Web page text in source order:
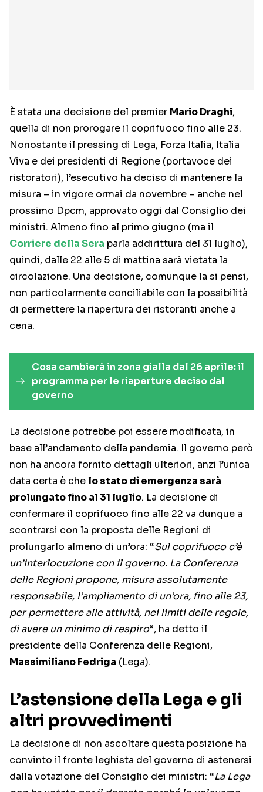
È stata una decisione del premier Mario Draghi,
quella di non prorogare il coprifuoco fino alle 23.
Nonostante il pressing di Lega, Forza Italia, Italia
Viva e dei presidenti di Regione (portavoce dei
ristoratori), l’esecutivo ha deciso di mantenere la
misura – in vigore ormai da novembre – anche nel
prossimo Dpcm, approvato oggi dal Consiglio dei
ministri. Almeno fino al primo giugno (ma il
Corriere della Sera parla addirittura del 31 luglio),
quindi, dalle 22 alle 5 di mattina sarà vietata la
circolazione. Una decisione, comunque la si pensi,
non particolarmente conciliabile con la possibilità
di permettere la riapertura dei ristoranti anche a
cena.
Cosa cambierà in zona gialla dal 26 aprile: il
programma per le riaperture deciso dal
governo
La decisione potrebbe poi essere modificata, in
base all’andamento della pandemia. Il governo però
non ha ancora fornito dettagli ulteriori, anzi l’unica
data certa è che lo stato di emergenza sarà
prolungato fino al 31 luglio. La decisione di
confermare il coprifuoco fino alle 22 va dunque a
scontrarsi con la proposta delle Regioni di
prolungarlo almeno di un’ora: “Sul coprifuoco c’è
un’interlocuzione con il governo. La Conferenza
delle Regioni propone, misura assolutamente
responsabile, l’ampliamento di un’ora, fino alle 23,
per permettere alle attività, nei limiti delle regole,
di avere un minimo di respiro“, ha detto il
presidente della Conferenza delle Regioni,
Massimiliano Fedriga (Lega).
L’astensione della Lega e gli
altri provvedimenti
La decisione di non ascoltare questa posizione ha
convinto il fronte leghista del governo di astenersi
dalla votazione del Consiglio dei ministri: “La Lega